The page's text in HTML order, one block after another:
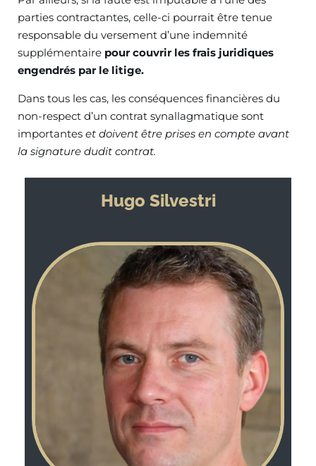
parties contractantes, celle-ci pourrait être tenue
responsable du versement d’une indemnité
supplémentaire pour couvrir les frais juridiques
engendrés par le litige.
Dans tous les cas, les conséquences financières du
non-respect d’un contrat synallagmatique sont
importantes et doivent être prises en compte avant
la signature dudit contrat.
Hugo Silvestri